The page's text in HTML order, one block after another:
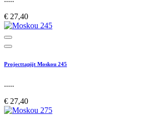
€ 27,40
Projecttapijt Moskou 245
.....
€ 27,40